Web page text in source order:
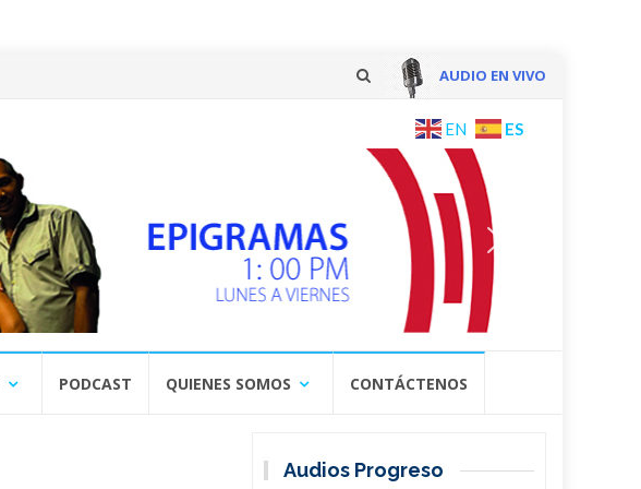
AUDIO EN VIVO
content
EN ES
PODCAST QUIENES SOMOS CONTÁCTENOS
Audios Progreso